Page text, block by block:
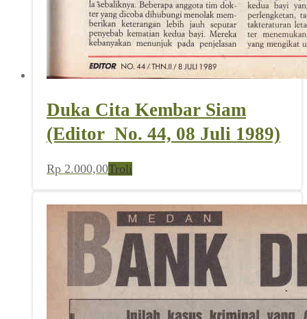
Duka Cita Kembar Siam
(Editor_No. 44, 08 Juli 1989)
Rp 2.000,00Troli